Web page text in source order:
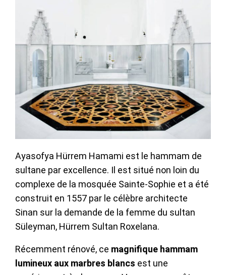
Ayasofya Hürrem Hamami est le hammam de
sultane par excellence. Il est situé non loin du
complexe de la mosquée Sainte-Sophie et a été
construit en 1557 par le célèbre architecte
Sinan sur la demande de la femme du sultan
Süleyman, Hürrem Sultan Roxelana.
Récemment rénové, ce magnifique hammam
lumineux aux marbres blancs est une